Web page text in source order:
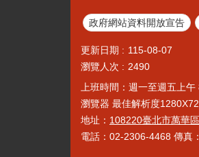
政府網站資料開放宣告
更新日期
115-08-07
瀏覽人次
2490
上班時間：週一至週五上
瀏覽器 最佳解析度
地址： 108220臺北市萬華
電話：02-2306-4468 傳真